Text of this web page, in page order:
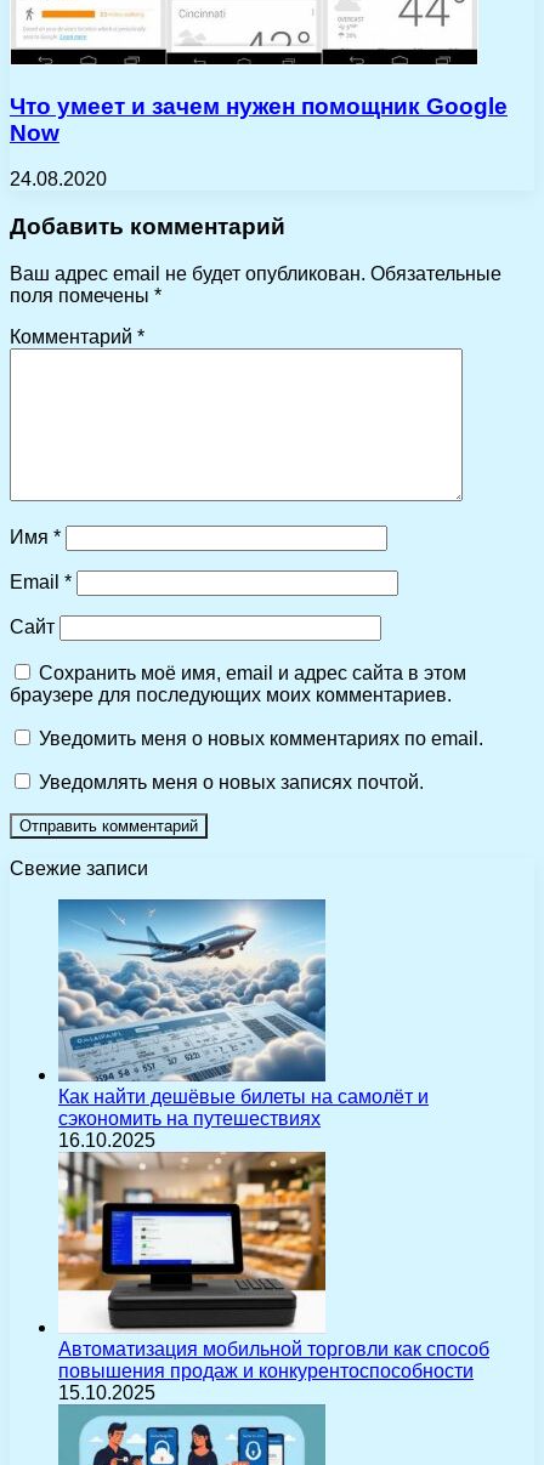
Что умеет и зачем нужен помощник Google
Now
24.08.2020
Добавить комментарий
Ваш адрес email не будет опубликован. Обязательные
поля помечены *
Комментарий *
Имя *
Email *
Сайт
Сохранить моё имя, email и адрес сайта в этом
браузере для последующих моих комментариев.
Уведомить меня о новых комментариях по email.
Уведомлять меня о новых записях почтой.
Свежие записи
Как найти дешёвые билеты на самолёт и
сэкономить на путешествиях
16.10.2025
Автоматизация мобильной торговли как способ
повышения продаж и конкурентоспособности
15.10.2025